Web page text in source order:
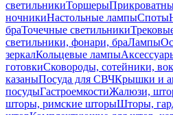
светильникиТоршеры
ночникиНастольные лампыСпоты
браТочечные светильники
светильники, фонари, браЛампы
зеркалКольцевые лампы
готовкиСковороды, сотейники,
казаныПосуда для СВЧКрышки и
посудыГастроемкостиЖалюзи,
шторы, римские шторыШторы,